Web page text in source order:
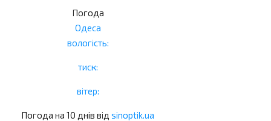
Погода
Одеса
вологість:
тиск:
вітер:
Погода на 10 днів від sinoptik.ua